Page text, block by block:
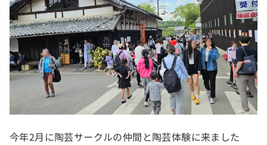
今年2月に陶芸サークルの仲間と陶芸体験に来ました